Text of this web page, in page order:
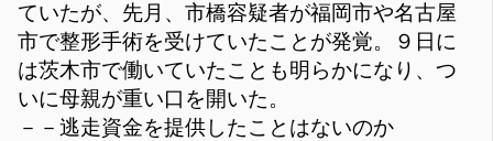
ていたが、先月、市橋容疑者が福岡市や名古屋
市で整形手術を受けていたことが発覚。９日に
は茨木市で働いていたことも明らかになり、つ
いに母親が重い口を開いた。
－－逃走資金を提供したことはないのか